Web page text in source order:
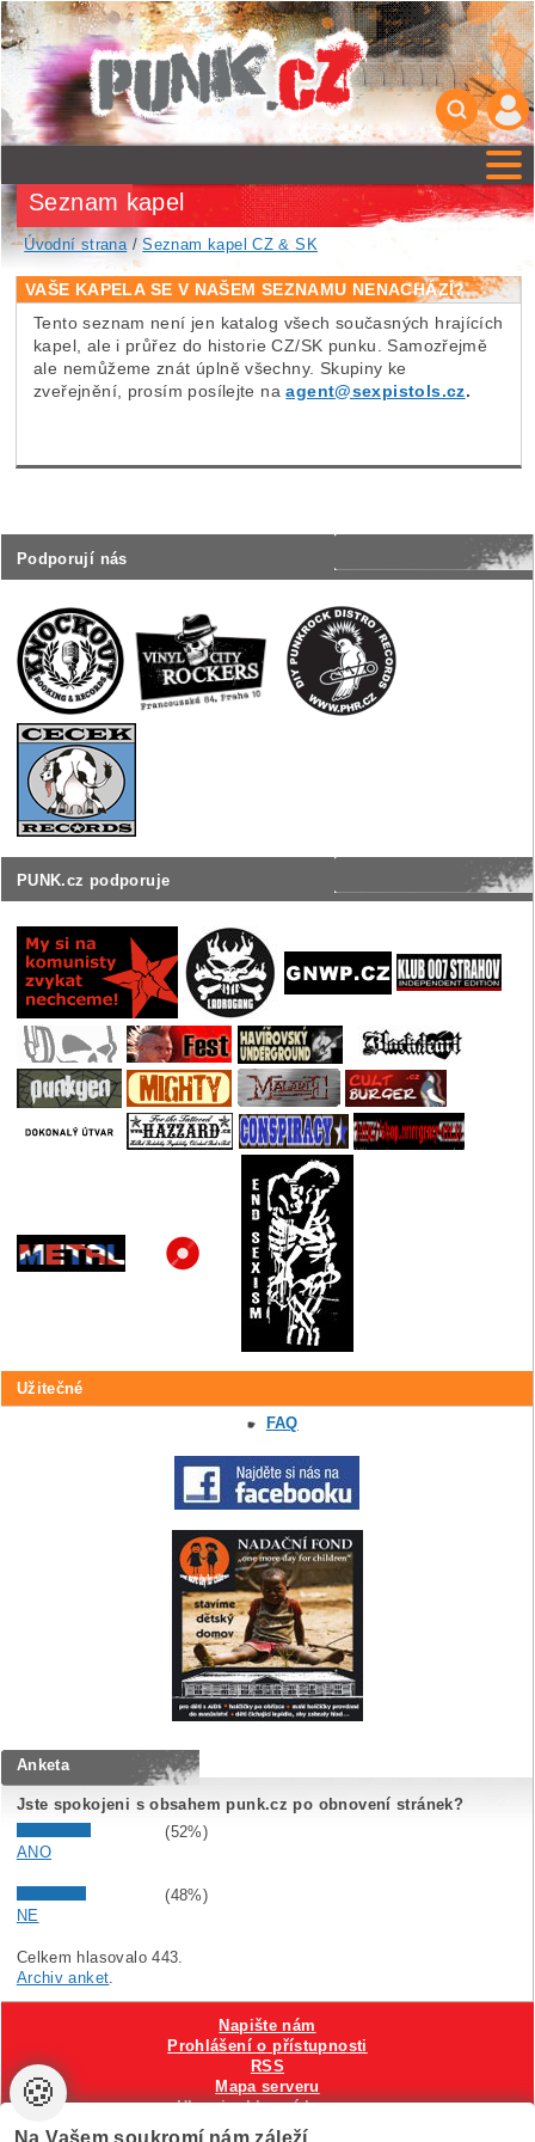
Podporují nás
PUNK.cz podporuje
Seznam kapel
Úvodní strana/Seznam kapel CZ & SK
Užitečné
FAQ
VAŠE KAPELA SE V NAŠEM SEZNAMU NENACHÁZÍ?
Tento seznam není jen katalog všech současných hrajících
kapel, ale i průřez do historie CZ/SK punku. Samozřejmě
ale nemůžeme znát úplně všechny. Skupiny ke
zveřejnění, prosím posílejte na agent@sexpistols.cz.
Anketa
Jste spokojeni s obsahem punk.cz po obnovení stránek?
(52%)
ANO
(48%)
NE
Celkem hlasovalo 443.
Archiv anket.
Napište nám
Prohlášení o přístupnosti
RSS
Mapa serveru
Hlavni reklamní banner
Nastavení cookies
🍪